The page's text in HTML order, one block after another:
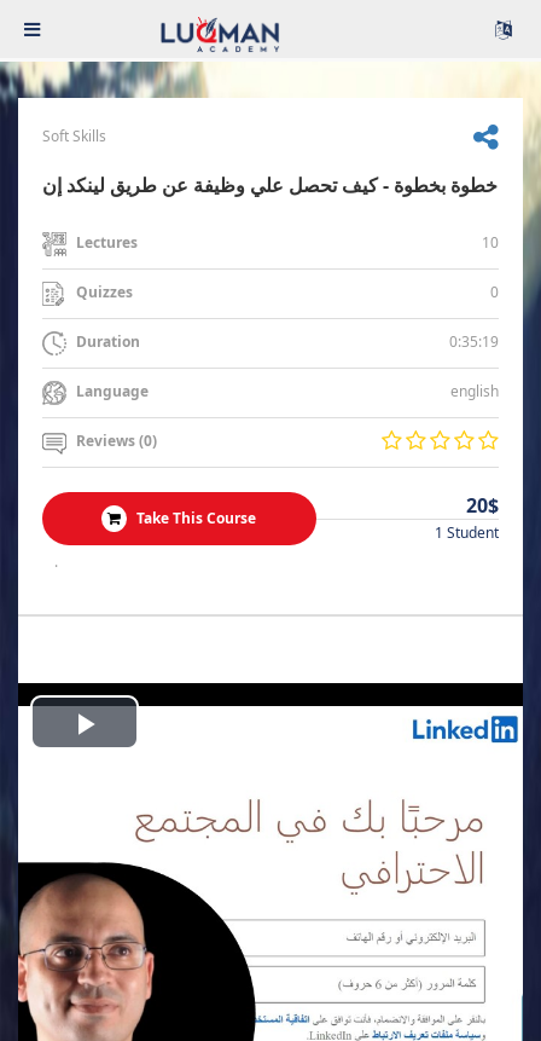
Soft Skills
خطوة بخطوة - كيف تحصل علي وظيفة عن طريق لينكد إن
Lectures 10
Quizzes 0
Duration 0:35:19
Language english
Reviews (0)
Take This Course 20$
1 Student
.
Play
Video